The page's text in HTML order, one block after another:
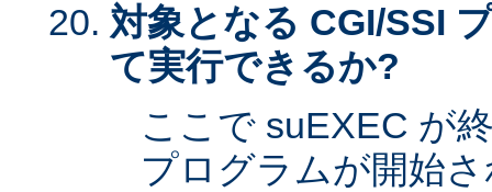
対象となる CGI/SSI
て実行できるか?
ここで suEXEC が
プログラムが開始